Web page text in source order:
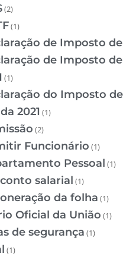
(2)
(1)
de Imposto
de Imposto
(1)
do Imposto de
2021 (1)
(2)
Funcionário (1)
Pessoal (1)
salarial (1)
da folha (1)
Oficial da União (1)
de segurança (1)
(1)